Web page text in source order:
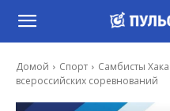
Домой Спорт
Самбисты
всероссийских соревнований